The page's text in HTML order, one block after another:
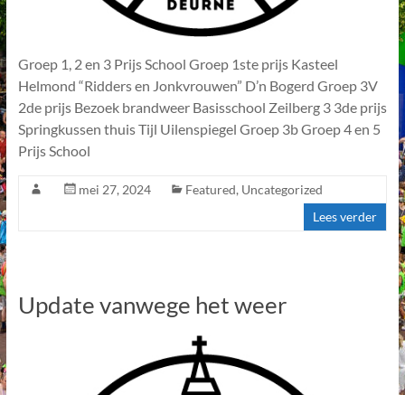
Groep 1, 2 en 3 Prijs School Groep 1ste prijs Kasteel
Helmond “Ridders en Jonkvrouwen” D’n Bogerd Groep 3V
2de prijs Bezoek brandweer Basisschool Zeilberg 3 3de prijs
Springkussen thuis Tijl Uilenspiegel Groep 3b Groep 4 en 5
Prijs School
mei 27, 2024 Featured, Uncategorized
Lees verder
Update vanwege het weer